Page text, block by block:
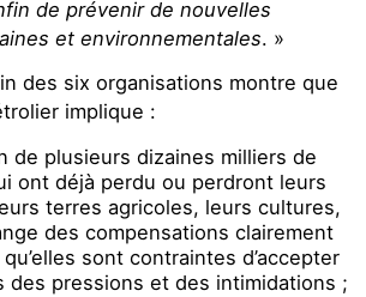
de prévenir de nouvelles
et environnementales. »
des six organisations montre que
implique :
de plusieurs dizaines milliers de
ont déjà perdu ou perdront leurs
terres agricoles, leurs cultures,
des compensations clairement
sont contraintes d’accepter
des pressions et des intimidations ;